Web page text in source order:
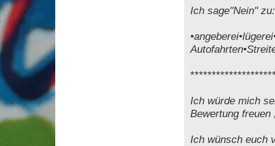
Ich sage"Nein" zu:
Ich würde mich
Bewertung freuen
Ich wünsch euch